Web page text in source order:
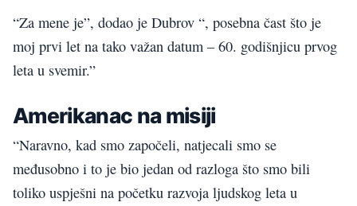
“Za mene je”, dodao je Dubrov “, posebna čast što je
moj prvi let na tako važan datum – 60. godišnjicu prvog
leta u svemir.”
Amerikanac na misiji
“Naravno, kad smo započeli, natjecali smo se
međusobno i to je bio jedan od razloga što smo bili
toliko uspješni na početku razvoja ljudskog leta u